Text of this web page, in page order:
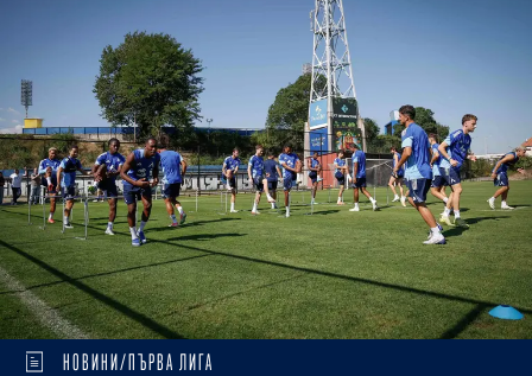
НОВИНИ/ПЪРВА ЛИГА